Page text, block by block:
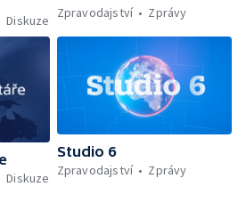
Diskuze
Zpravodajství
Zprávy
Diskuze
Studio 6
Zpravodajství
Zprávy